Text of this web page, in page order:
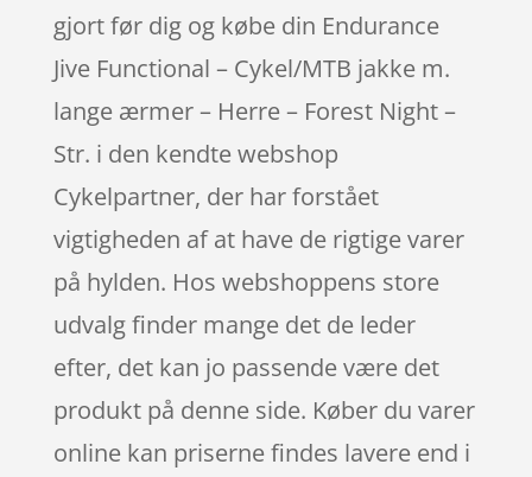
gjort før dig og købe din Endurance
Jive Functional – Cykel/MTB jakke m.
lange ærmer – Herre – Forest Night –
Str. i den kendte webshop
Cykelpartner, der har forstået
vigtigheden af at have de rigtige varer
på hylden. Hos webshoppens store
udvalg finder mange det de leder
efter, det kan jo passende være det
produkt på denne side. Køber du varer
online kan priserne findes lavere end i